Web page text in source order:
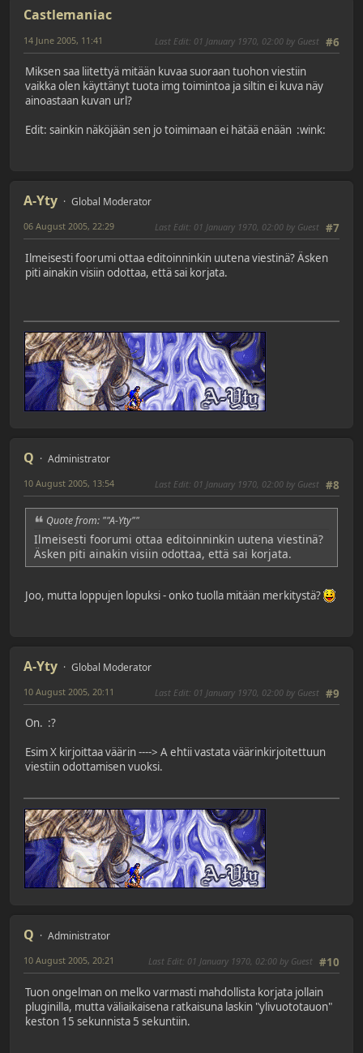
Castlemaniac
#6
14 June 2005, 11:41 Last Edit: 01 January 1970, 02:00 by Guest
Miksen saa liitettyä mitään kuvaa suoraan tuohon viestiin
vaikka olen käyttänyt tuota img toimintoa ja siltin ei kuva näy
ainoastaan kuvan url?
Edit: sainkin näköjään sen jo toimimaan ei hätää enään :wink:
A-Yty Global Moderator
#7
06 August 2005, 22:29 Last Edit: 01 January 1970, 02:00 by Guest
Ilmeisesti foorumi ottaa editoinninkin uutena viestinä? Äsken
piti ainakin visiin odottaa, että sai korjata.
Q Administrator
#8
10 August 2005, 13:54 Last Edit: 01 January 1970, 02:00 by Guest
Quote from: ""A-Yty""
Ilmeisesti foorumi ottaa editoinninkin uutena viestinä?
Äsken piti ainakin visiin odottaa, että sai korjata.
Joo, mutta loppujen lopuksi - onko tuolla mitään merkitystä?
A-Yty Global Moderator
#9
10 August 2005, 20:11 Last Edit: 01 January 1970, 02:00 by Guest
On. :?
Esim X kirjoittaa väärin ----> A ehtii vastata väärinkirjoitettuun
viestiin odottamisen vuoksi.
Q Administrator
#10
10 August 2005, 20:21 Last Edit: 01 January 1970, 02:00 by Guest
Tuon ongelman on melko varmasti mahdollista korjata jollain
pluginilla, mutta väliaikaisena ratkaisuna laskin "ylivuototauon"
keston 15 sekunnista 5 sekuntiin.